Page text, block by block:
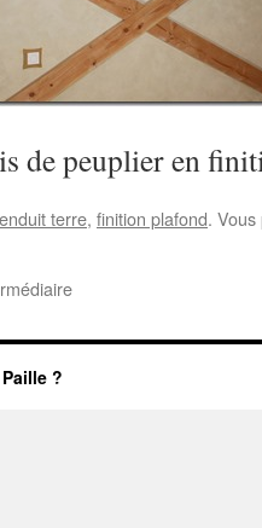
de peuplier en
enduit terre, finition plafond.
?